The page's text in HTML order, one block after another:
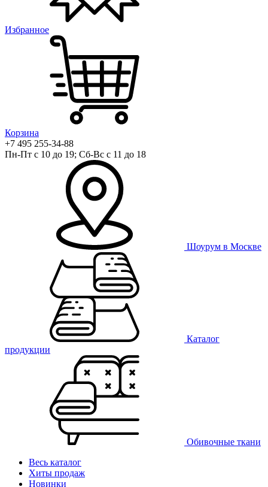
Избранное
Корзина
+7 495 255-34-88
Пн-Пт с 10 до 19; Сб-Вс с 11 до 18
Шоурум в Москве
Каталог
продукции
Обивочные ткани
Весь каталог
Хиты продаж
Новинки